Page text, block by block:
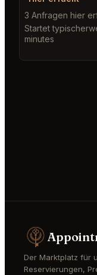
3 Anfragen hier
Startet
minutes
Der Marktplatz für
Reservierungen,